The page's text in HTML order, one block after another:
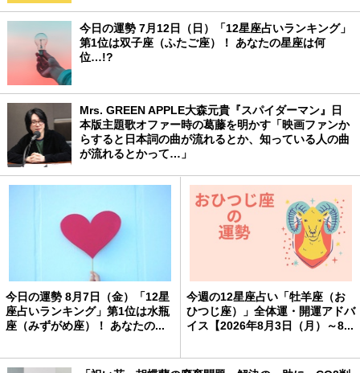
今日の運勢 7月12日（日）「12星座占いランキング」
第1位は双子座（ふたご座）！ あなたの星座は何
位…!?
Mrs. GREEN APPLE大森元貴『スパイダーマン』日
本版主題歌オファー時の葛藤を明かす「映画ファンか
らすると日本詞の曲が流れるとか、知っている人の曲
が流れるとかって…」
今日の運勢 8月7日（金）「12星
座占いランキング」第1位は水瓶
座（みずがめ座）！ あなたの...
今週の12星座占い「牡羊座（お
ひつじ座）」全体運・開運アドバ
イス【2026年8月3日（月）～8...